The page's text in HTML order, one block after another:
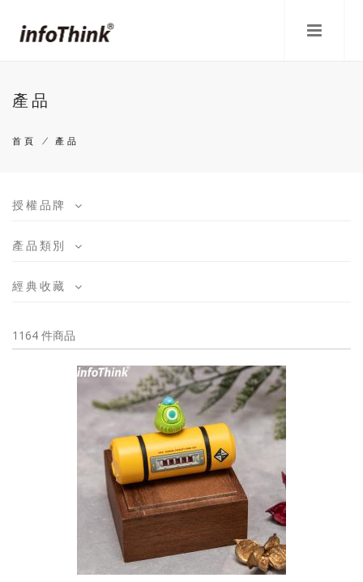
產品
航
結
首頁 / 產品
授權品牌
產品類別
經典收藏
1164 件商品